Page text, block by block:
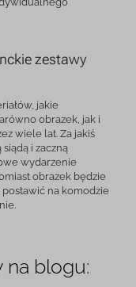
zestawy
jakie
obrazek, jak i
wiele lat. Za jakiś
i zaczną
wydarzenie
obrazek będzie
na komodzie
na blogu: